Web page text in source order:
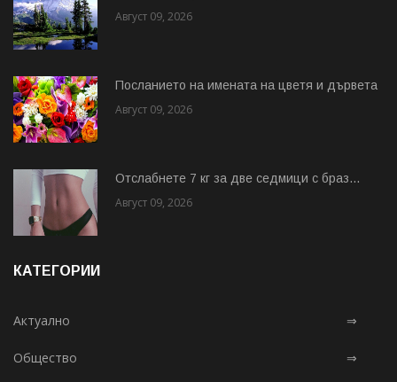
Август 09, 2026
Посланието на имената на цветя и дървета
Август 09, 2026
Отслабнете 7 кг за две седмици с браз...
Август 09, 2026
КАТЕГОРИИ
Актуално ⇒
Общество ⇒